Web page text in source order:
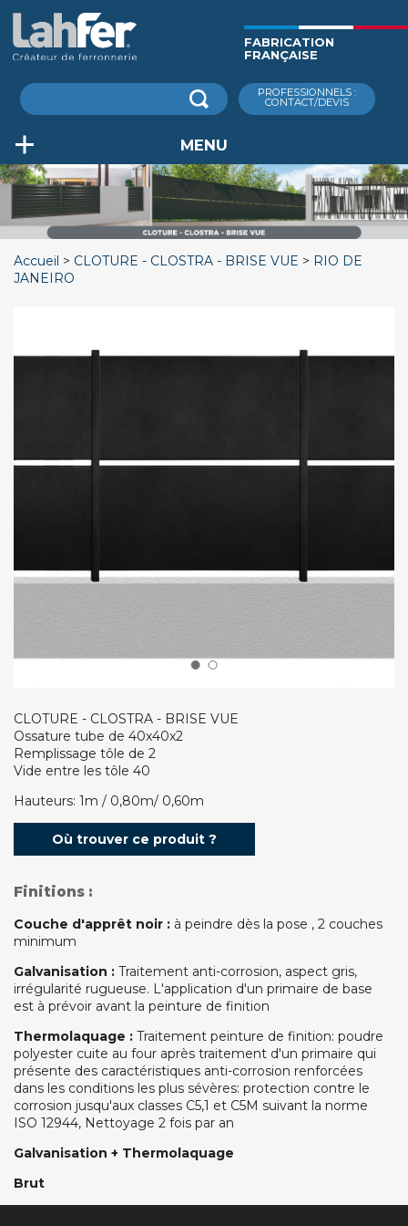
contenu
principal
Rechercher
PROFESSIONNELS :
CONTACT/DEVIS
MENU
FABRICATION
FRANÇAISE
Accueil CLOTURE - CLOSTRA - BRISE VUE
RIO DE
JANEIRO
CLOTURE - CLOSTRA - BRISE VUE
Ossature tube de 40x40x2
Remplissage tôle de 2
Vide entre les tôle 40
Hauteurs: 1m / 0,80m/ 0,60m
Où trouver ce produit ?
Finitions :
Couche d'apprêt noir : à peindre dès la pose , 2 couches
minimum
Galvanisation : Traitement anti-corrosion, aspect gris,
irrégularité rugueuse. L'application d'un primaire de base
est à prévoir avant la peinture de finition
Thermolaquage : Traitement peinture de finition: poudre
polyester cuite au four après traitement d'un primaire qui
présente des caractéristiques anti-corrosion renforcées
dans les conditions les plus sévères: protection contre le
corrosion jusqu'aux classes C5,1 et C5M suivant la norme
ISO 12944, Nettoyage 2 fois par an
Galvanisation + Thermolaquage
Brut